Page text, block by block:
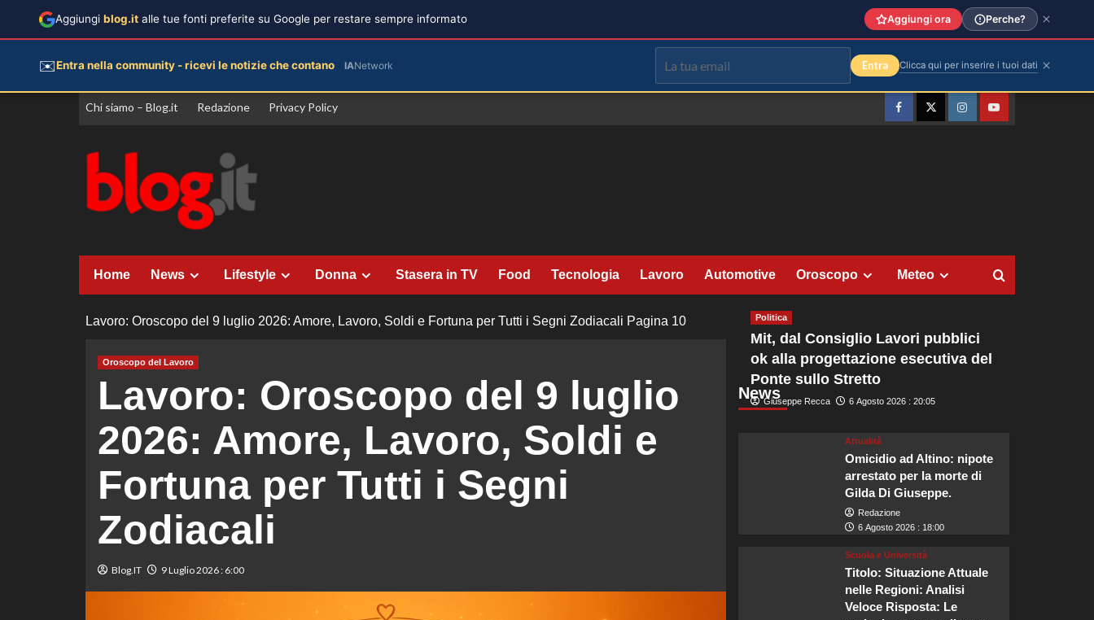
Vai
Chi siamo – Blog.it Redazione Privacy Policy
FacebookTwitterInstagramYouTube
Home News Lifestyle Donna Stasera in TV Food Tecnologia Lavoro Automotive Oroscopo Meteo
Lavoro: Oroscopo del 9 luglio 2026: Amore, Lavoro, Soldi e Fortuna per Tutti i Segni Zodiacali Pagina 10
Oroscopo del Lavoro
Lavoro: Oroscopo del 9 luglio
2026: Amore, Lavoro, Soldi e
Fortuna per Tutti i Segni
Zodiacali
Blog.IT 9 Luglio 2026 : 6:00
News
Politica
Mit, dal Consiglio Lavori pubblici
ok alla progettazione esecutiva del
Ponte sullo Stretto
Giuseppe Recca 6 Agosto 2026 : 20:05
Attualità
Omicidio ad Altino: nipote
arrestato per la morte di
Gilda Di Giuseppe.
Redazione
6 Agosto 2026 : 18:00
Scuola e Università
Titolo: Situazione Attuale
nelle Regioni: Analisi
Veloce Risposta: Le
Aggiungi blog.it alle tue fonti preferite su Google per restare sempre informato Aggiungi ora Perche?
✉️Entra nella community - ricevi le notizie che contano IANetwork Entra Clicca qui per inserire i tuoi dati